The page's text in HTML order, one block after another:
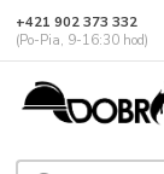
+421 902 373 332
(Po-Pia, 9-16:30 hod)